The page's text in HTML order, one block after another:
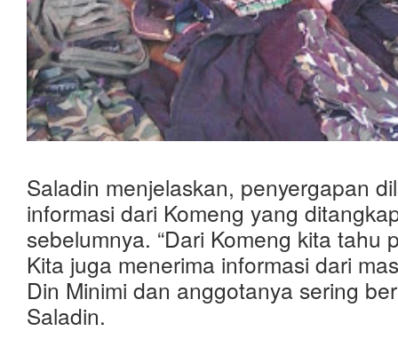
Saladin menjelaskan, penyergapan
informasi dari Komeng yang
sebelumnya. “Dari Komeng kita tahu
Kita juga menerima informasi dari
Din Minimi dan anggotanya sering
Saladin.